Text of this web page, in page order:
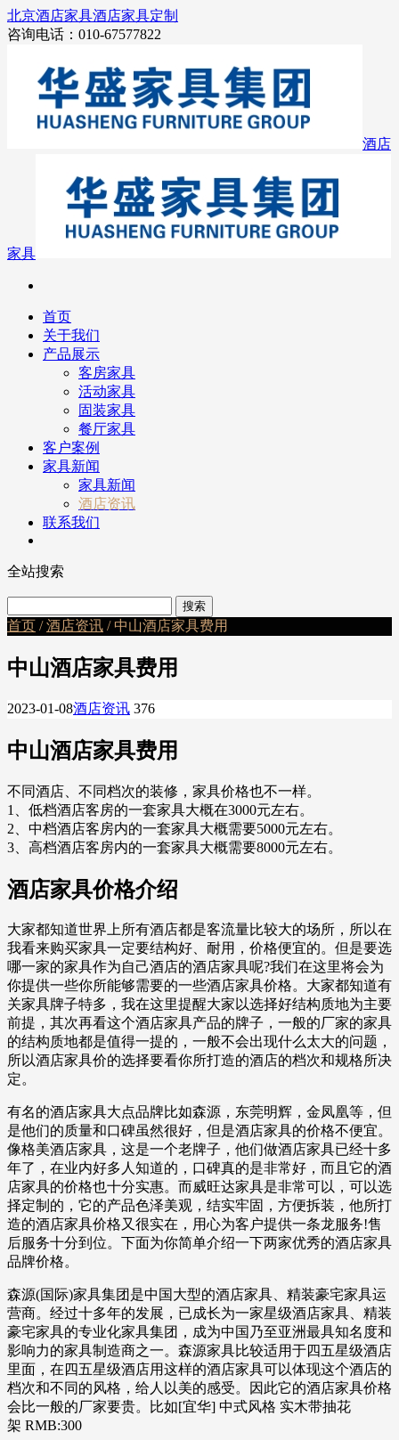
北京酒店家具酒店家具定制
咨询电话：010-67577822
酒店
家具
首页
关于我们
产品展示
客房家具
活动家具
固装家具
餐厅家具
客户案例
家具新闻
家具新闻
酒店资讯
联系我们
全站搜索
首页 /酒店资讯 / 中山酒店家具费用
中山酒店家具费用
2023-01-08酒店资讯 376
中山酒店家具费用
不同酒店、不同档次的装修，家具价格也不一样。
1、低档酒店客房的一套家具大概在3000元左右。
2、中档酒店客房内的一套家具大概需要5000元左右。
3、高档酒店客房内的一套家具大概需要8000元左右。
酒店家具价格介绍
大家都知道世界上所有酒店都是客流量比较大的场所，所以在
我看来购买家具一定要结构好、耐用，价格便宜的。但是要选
哪一家的家具作为自己酒店的酒店家具呢?我们在这里将会为
你提供一些你所能够需要的一些酒店家具价格。大家都知道有
关家具牌子特多，我在这里提醒大家以选择好结构质地为主要
前提，其次再看这个酒店家具产品的牌子，一般的厂家的家具
的结构质地都是值得一提的，一般不会出现什么太大的问题，
所以酒店家具价的选择要看你所打造的酒店的档次和规格所决
定。
有名的酒店家具大点品牌比如森源，东莞明辉，金凤凰等，但
是他们的质量和口碑虽然很好，但是酒店家具的价格不便宜。
像格美酒店家具，这是一个老牌子，他们做酒店家具已经十多
年了，在业内好多人知道的，口碑真的是非常好，而且它的酒
店家具的价格也十分实惠。而威旺达家具是非常可以，可以选
择定制的，它的产品色泽美观，结实牢固，方便拆装，他所打
造的酒店家具价格又很实在，用心为客户提供一条龙服务!售
后服务十分到位。下面为你简单介绍一下两家优秀的酒店家具
品牌价格。
森源(国际)家具集团是中国大型的酒店家具、精装豪宅家具运
营商。经过十多年的发展，已成长为一家星级酒店家具、精装
豪宅家具的专业化家具集团，成为中国乃至亚洲最具知名度和
影响力的家具制造商之一。森源家具比较适用于四五星级酒店
里面，在四五星级酒店用这样的酒店家具可以体现这个酒店的
档次和不同的风格，给人以美的感受。因此它的酒店家具价格
会比一般的厂家要贵。比如[宜华] 中式风格 实木带抽花
架 RMB:300